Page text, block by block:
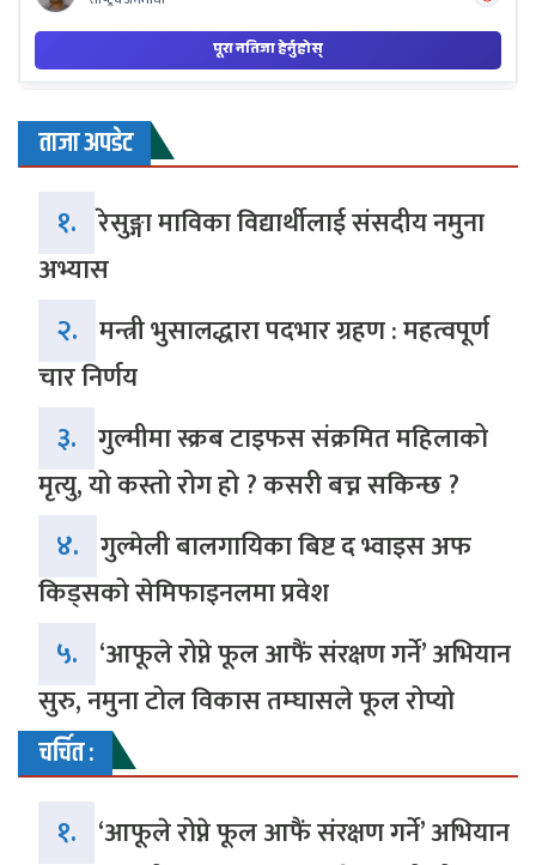
ताजा अपडेट
१. रेसुङ्गा माविका विद्यार्थीलाई संसदीय नमुना
अभ्यास
२. मन्त्री भुसालद्धारा पदभार ग्रहण : महत्वपूर्ण
चार निर्णय
३. गुल्मीमा स्क्रब टाइफस संक्रमित महिलाको
मृत्यु, यो कस्तो रोग हो ? कसरी बच्न सकिन्छ ?
४. गुल्मेली बालगायिका बिष्ट द भ्वाइस अफ
किड्सको सेमिफाइनलमा प्रवेश
५. ‘आफूले रोप्ने फूल आफैं संरक्षण गर्ने’ अभियान
सुरु, नमुना टोल विकास तम्घासले फूल रोप्यो
चर्चित :
१. ‘आफूले रोप्ने फूल आफैं संरक्षण गर्ने’ अभियान